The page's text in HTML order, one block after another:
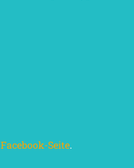
Facebook-Seite.